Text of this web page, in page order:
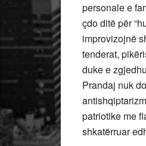
personale e
çdo ditë për
improvizojnë
tenderat,
duke e
Prandaj nuk
patriotike me
shkatërruar